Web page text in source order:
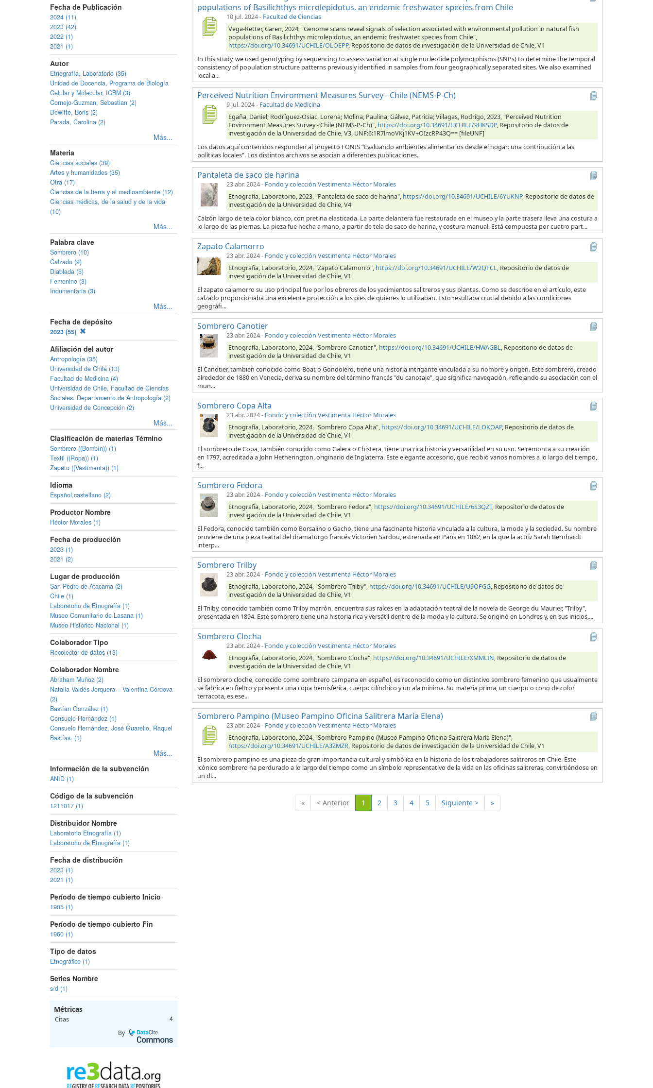
Fecha de Publicación
2024 (11)
2023 (42)
2022 (1)
2021 (1)
Autor
Etnografía, Laboratorio (35)
Unidad de Docencia, Programa de Biología
Celular y Molecular, ICBM (3)
Cornejo-Guzman, Sebastian (2)
Dewitte, Boris (2)
Parada, Carolina (2)
Más...
Materia
Ciencias sociales (39)
Artes y humanidades (35)
Otra (17)
Ciencias de la tierra y el medioambiente (12)
Ciencias médicas, de la salud y de la vida
(10)
Más...
Palabra clave
Sombrero (10)
Calzado (9)
Diablada (5)
Femenino (3)
Indumentaria (3)
Más...
Fecha de depósito
2023 (55)
Afiliación del autor
Antropología (35)
Universidad de Chile (13)
Facultad de Medicina (4)
Universidad de Chile. Facultad de Ciencias
Sociales. Departamento de Antropología (2)
Universidad de Concepción (2)
Más...
Clasificación de materias Término
Sombrero ((Bombín)) (1)
Textil ((Ropa)) (1)
Zapato ((Vestimenta)) (1)
Idioma
Español,castellano (2)
Productor Nombre
Héctor Morales (1)
Fecha de producción
2023 (1)
2021 (2)
Lugar de producción
San Pedro de Atacama (2)
Chile (1)
Laboratorio de Etnografía (1)
Museo Comunitario de Lasana (1)
Museo Histórico Nacional (1)
Colaborador Tipo
Recolector de datos (13)
Colaborador Nombre
Abraham Muñoz (2)
Natalia Valdés Jorquera – Valentina Córdova
(2)
Bastían González (1)
Consuelo Hernández (1)
Consuelo Hernández, José Guarello, Raquel
Bastías. (1)
Más...
Información de la subvención
ANID (1)
Código de la subvención
1211017 (1)
Distribuidor Nombre
Laboratorio Etnografía (1)
Laboratorio de Etnografía (1)
Fecha de distribución
2023 (1)
2021 (1)
Período de tiempo cubierto Inicio
1905 (1)
Período de tiempo cubierto Fin
1960 (1)
Tipo de datos
Etnográfico (1)
Series Nombre
s/d (1)
Métricas
Citas 4
By
populations of Basilichthys microlepidotus, an endemic freshwater species from Chile
10 jul. 2024- Facultad de Ciencias
Vega-Retter, Caren, 2024, "Genome scans reveal signals of selection associated with environmental pollution in natural fish
populations of Basilichthys microlepidotus, an endemic freshwater species from Chile",
https://doi.org/10.34691/UCHILE/OLOEPP, Repositorio de datos de investigación de la Universidad de Chile, V1
In this study, we used genotyping by sequencing to assess variation at single nucleotide polymorphisms (SNPs) to determine the temporal
consistency of population structure patterns previously identified in samples from four geographically separated sites. We also examined
local a...
Perceived Nutrition Environment Measures Survey - Chile (NEMS-P-Ch)
9 jul. 2024- Facultad de Medicina
Egaña, Daniel; Rodríguez-Osiac, Lorena; Molina, Paulina; Gálvez, Patricia; Villagas, Rodrigo, 2023, "Perceived Nutrition
Environment Measures Survey - Chile (NEMS-P-Ch)", https://doi.org/10.34691/UCHILE/9HKSDP, Repositorio de datos de
investigación de la Universidad de Chile, V3, UNF:6:1R7lmoVKj1KV+OIzcRP43Q== [fileUNF]
Los datos aquí contenidos responden al proyecto FONIS “Evaluando ambientes alimentarios desde el hogar: una contribución a las
políticas locales". Los distintos archivos se asocian a diferentes publicaciones.
Pantaleta de saco de harina
23 abr. 2024- Fondo y colección Vestimenta Héctor Morales
Etnografía, Laboratorio, 2023, "Pantaleta de saco de harina", https://doi.org/10.34691/UCHILE/6YUKNP, Repositorio de datos de
investigación de la Universidad de Chile, V4
Calzón largo de tela color blanco, con pretina elasticada. La parte delantera fue restaurada en el museo y la parte trasera lleva una costura a
lo largo de las piernas. La pieza fue hecha a mano, a partir de tela de saco de harina, y costura manual. Está compuesta por cuatro part...
Zapato Calamorro
23 abr. 2024- Fondo y colección Vestimenta Héctor Morales
Etnografía, Laboratorio, 2024, "Zapato Calamorro", https://doi.org/10.34691/UCHILE/W2QFCL, Repositorio de datos de
investigación de la Universidad de Chile, V1
El zapato calamorro su uso principal fue por los obreros de los yacimientos salitreros y sus plantas. Como se describe en el artículo, este
calzado proporcionaba una excelente protección a los pies de quienes lo utilizaban. Esto resultaba crucial debido a las condiciones
geográfi...
Sombrero Canotier
23 abr. 2024- Fondo y colección Vestimenta Héctor Morales
Etnografía, Laboratorio, 2024, "Sombrero Canotier", https://doi.org/10.34691/UCHILE/HWAGBL, Repositorio de datos de
investigación de la Universidad de Chile, V1
El Canotier, también conocido como Boat o Gondolero, tiene una historia intrigante vinculada a su nombre y origen. Este sombrero, creado
alrededor de 1880 en Venecia, deriva su nombre del término francés "du canotaje", que significa navegación, reflejando su asociación con el
mun...
Sombrero Copa Alta
23 abr. 2024- Fondo y colección Vestimenta Héctor Morales
Etnografía, Laboratorio, 2024, "Sombrero Copa Alta", https://doi.org/10.34691/UCHILE/LOKOAP, Repositorio de datos de
investigación de la Universidad de Chile, V1
El sombrero de Copa, también conocido como Galera o Chistera, tiene una rica historia y versatilidad en su uso. Se remonta a su creación
en 1797, acreditada a John Hetherington, originario de Inglaterra. Este elegante accesorio, que recibió varios nombres a lo largo del tiempo,
f...
Sombrero Fedora
23 abr. 2024- Fondo y colección Vestimenta Héctor Morales
Etnografía, Laboratorio, 2024, "Sombrero Fedora", https://doi.org/10.34691/UCHILE/6S3QZT, Repositorio de datos de
investigación de la Universidad de Chile, V1
El Fedora, conocido también como Borsalino o Gacho, tiene una fascinante historia vinculada a la cultura, la moda y la sociedad. Su nombre
proviene de una pieza teatral del dramaturgo francés Victorien Sardou, estrenada en París en 1882, en la que la actriz Sarah Bernhardt
interp...
Sombrero Trilby
23 abr. 2024- Fondo y colección Vestimenta Héctor Morales
Etnografía, Laboratorio, 2024, "Sombrero Trilby", https://doi.org/10.34691/UCHILE/U9OFGG, Repositorio de datos de
investigación de la Universidad de Chile, V1
El Trilby, conocido también como Trilby marrón, encuentra sus raíces en la adaptación teatral de la novela de George du Maurier, "Trilby",
presentada en 1894. Este sombrero tiene una historia rica y versátil dentro de la moda y la cultura. Se originó en Londres y, en sus inicios,...
Sombrero Clocha
23 abr. 2024- Fondo y colección Vestimenta Héctor Morales
Etnografía, Laboratorio, 2024, "Sombrero Clocha", https://doi.org/10.34691/UCHILE/XMMLIN, Repositorio de datos de
investigación de la Universidad de Chile, V1
El sombrero cloche, conocido como sombrero campana en español, es reconocido como un distintivo sombrero femenino que usualmente
se fabrica en fieltro y presenta una copa hemisférica, cuerpo cilíndrico y un ala mínima. Su materia prima, un cuerpo o cono de color
terracota, es ese...
Sombrero Pampino (Museo Pampino Oficina Salitrera María Elena)
23 abr. 2024- Fondo y colección Vestimenta Héctor Morales
Etnografía, Laboratorio, 2024, "Sombrero Pampino (Museo Pampino Oficina Salitrera María Elena)",
https://doi.org/10.34691/UCHILE/A3ZMZR, Repositorio de datos de investigación de la Universidad de Chile, V1
El sombrero pampino es una pieza de gran importancia cultural y simbólica en la historia de los trabajadores salitreros en Chile. Este
icónico sombrero ha perdurado a lo largo del tiempo como un símbolo representativo de la vida en las oficinas salitreras, convirtiéndose en
un di...
« < Anterior 1 (Actual)
2 3 4 5 Siguiente > »